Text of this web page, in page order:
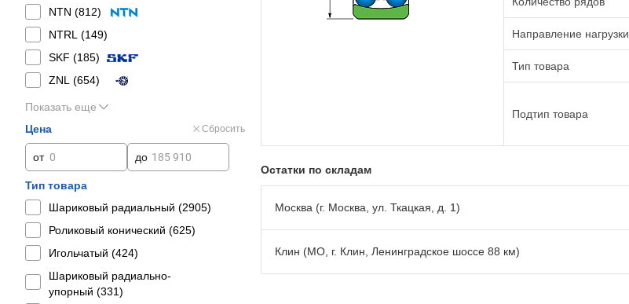
NTN (812)
NTRL (149)
SKF (185)
ZNL (654)
Показать еще
Цена
Сбросить
от до
Тип товара
Шариковый радиальный (2905)
Роликовый конический (625)
Игольчатый (424)
Шариковый радиально-
упорный (331)
Направление нагрузки
Тип товара
Подтип товара
Остатки по складам
Москва (г. Москва, ул. Ткацкая, д. 1)
Клин (МО, г. Клин, Ленинградское шоссе 88 км)